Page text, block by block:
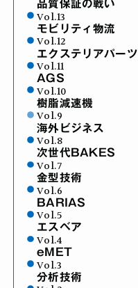
品質保証の戦い
Vol.13
モビリティ物流
Vol.12
エクステリアパーツ
Vol.11
AGS
Vol.10
樹脂減速機
Vol.9
海外ビジネス
Vol.8
次世代BAKES
Vol.7
金型技術
Vol.6
BARIAS
Vol.5
エスベア
Vol.4
eMET
Vol.3
分析技術